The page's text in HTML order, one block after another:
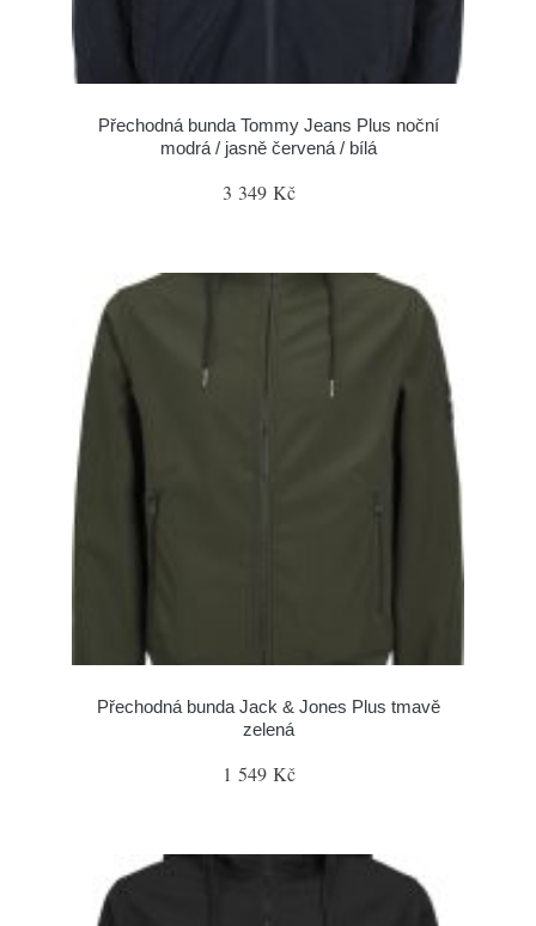
Přechodná bunda Tommy Jeans Plus noční
modrá / jasně červená / bílá
3 349 Kč
Přechodná bunda Jack & Jones Plus tmavě
zelená
1 549 Kč